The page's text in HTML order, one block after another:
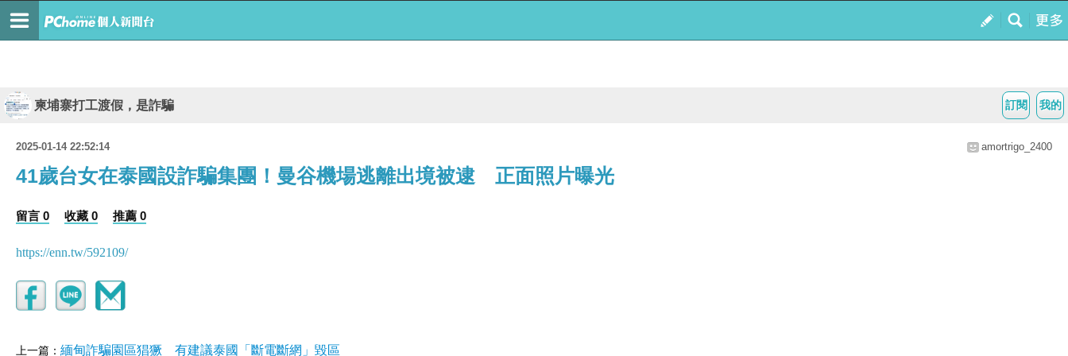
我的
訂閱
柬埔寨打工渡假，是詐騙
2025-01-14 22:52:14 amortrigo_2400
41歲台女在泰國設詐騙集團！曼谷機場逃離出境被逮 正面照片曝光
留言 0 收藏 0 推薦 0
https://enn.tw/592109/
上一篇： 緬甸詐騙園區猖獗 有建議泰國「斷電斷網」毀區